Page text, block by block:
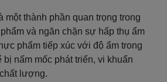
một thành phần quan trọng trong
và ngăn chặn sự hấp thụ ẩm
phẩm tiếp xúc với độ ẩm trong
bị nấm mốc phát triển, vi khuẩn
lượng.